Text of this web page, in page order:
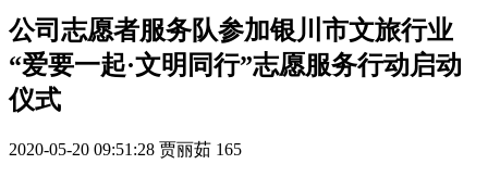
公司志愿者服务队参加银川市文旅行业
“爱要一起·文明同行”志愿服务行动启动
仪式
2020-05-20 09:51:28 贾丽茹 165